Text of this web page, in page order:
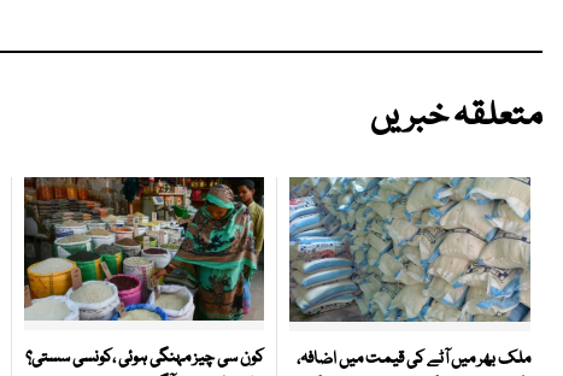
متعلقہ خبریں
ملک بھر میں آٹے کی قیمت میں اضافہ،
کون سی چیز مہنگی ہوئی ،کونسی سستی؟